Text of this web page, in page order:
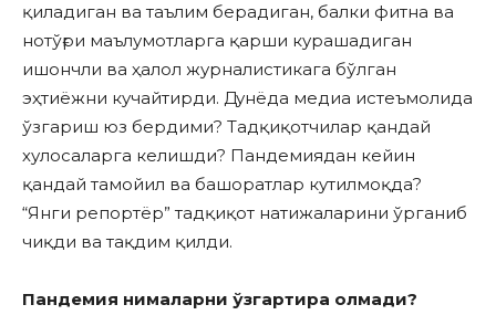
қиладиган ва таълим берадиган, балки фитна ва
нотўғри маълумотларга қарши курашадиган
ишончли ва ҳалол журналистикага бўлган
эҳтиёжни кучайтирди. Дунёда медиа истеъмолида
ўзгариш юз бердими? Тадқиқотчилар қандай
хулосаларга келишди? Пандемиядан кейин
қандай тамойил ва башоратлар кутилмоқда?
“Янги репортёр” тадқиқот натижаларини ўрганиб
чиқди ва тақдим қилди.
Пандемия нималарни ўзгартира олмади?